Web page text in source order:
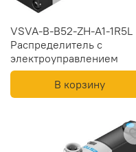
VSVA-B-B52-ZH-A1-1R5L
Распределитель с
электроуправлением
В корзину